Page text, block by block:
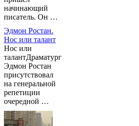
начинающий
писатель. Он …
Эдмон Ростан.
Нос или талант
Нос или
талантДраматург
Эдмон Ростан
присутствовал
на генеральной
репетиции
очередной …